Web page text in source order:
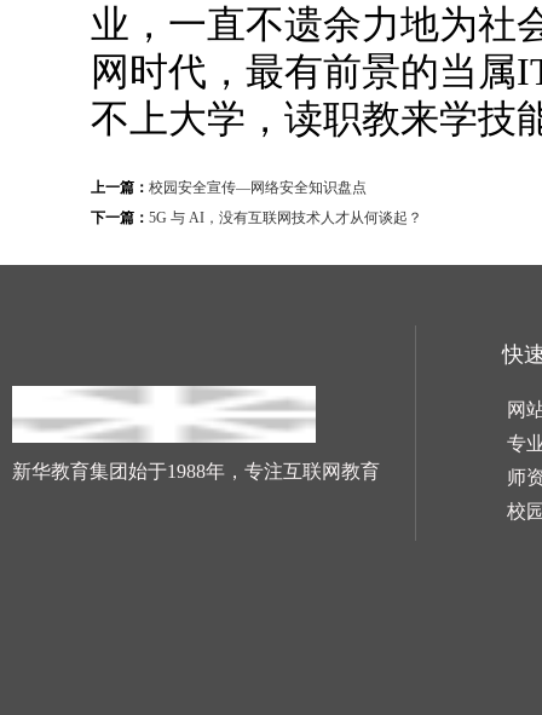
业，一直不遗余力地为社
网时代，最有前景的当属
不上大学，读职教来学技
上一篇： 校园安全宣传—网络安全知识盘点
下一篇： 5G 与 AI，没有互联网技术人才从何谈起？
新华教育集团始于1988年，专注互联网教育
快
网
专
师
校